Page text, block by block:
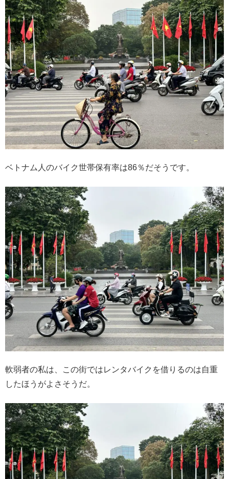
ベトナム人のバイク世帯保有率は86％だそうです。
軟弱者の私は、この街ではレンタバイクを借りるのは自重
したほうがよさそうだ。